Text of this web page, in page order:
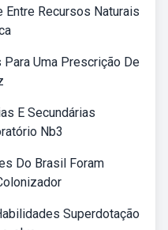
Entre Recursos Naturais
Uma Prescrição De
E Secundárias
Nb3
Do Brasil Foram
Superdotação